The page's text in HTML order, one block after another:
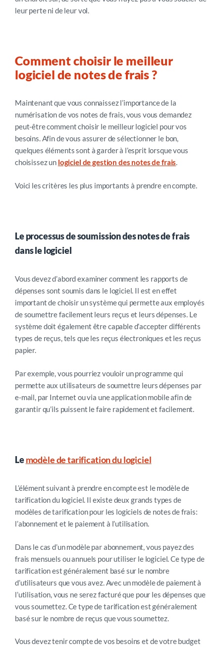
leur perte ni de leur vol.
Comment choisir le meilleur
logiciel de notes de frais ?
Maintenant que vous connaissez l’importance de la
numérisation de vos notes de frais, vous vous demandez
peut-être comment choisir le meilleur logiciel pour vos
besoins. Afin de vous assurer de sélectionner le bon,
quelques éléments sont à garder à l’esprit lorsque vous
choisissez un logiciel de gestion des notes de frais.
Voici les critères les plus importants à prendre en compte.
Le processus de soumission des notes de frais
dans le logiciel
Vous devez d’abord examiner comment les rapports de
dépenses sont soumis dans le logiciel. Il est en effet
important de choisir un système qui permette aux employés
de soumettre facilement leurs reçus et leurs dépenses. Le
système doit également être capable d’accepter différents
types de reçus, tels que les reçus électroniques et les reçus
papier.
Par exemple, vous pourriez vouloir un programme qui
permette aux utilisateurs de soumettre leurs dépenses par
e-mail, par Internet ou via une application mobile afin de
garantir qu’ils puissent le faire rapidement et facilement.
Lemodèle de tarification du logiciel
L’élément suivant à prendre en compte est le modèle de
tarification du logiciel. Il existe deux grands types de
modèles de tarification pour les logiciels de notes de frais:
l’abonnement et le paiement à l’utilisation.
Dans le cas d’un modèle par abonnement, vous payez des
frais mensuels ou annuels pour utiliser le logiciel. Ce type de
tarification est généralement basé sur le nombre
d’utilisateurs que vous avez. Avec un modèle de paiement à
l’utilisation, vous ne serez facturé que pour les dépenses que
vous soumettez. Ce type de tarification est généralement
basé sur le nombre de reçus que vous soumettez.
Vous devez tenir compte de vos besoins et de votre budget